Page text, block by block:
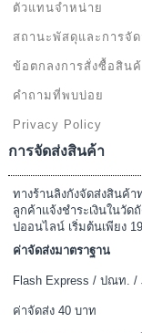
ตัวแทนจำหน่าย
สถานะพัสดุและการจัด
ข้อตกลงการสั่งซื้อสินค้
คำถามที่พบบ่อย
Privacy Policy
การจัดส่งสินค้า
ทางร้านลิงกังจัดส่งสินค้า
ลูกค้าแจ้งชำระเงินในวั
ปออนไลน์ เริ่มต้นเพียง
ค่าจัดส่งมาตราฐาน
Flash Express / ปณท. /
ค่าจัดส่ง 40 บาท